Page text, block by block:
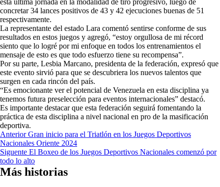
esta última jornada en la modalidad de tiro progresivo, luego de
concretar 34 lances positivos de 43 y 42 ejecuciones buenas de 51
respectivamente.
La representante del estado Lara comentó sentirse conforme de sus
resultados en estos juegos y agregó, “estoy orgullosa de mi récord
siento que lo logré por mi enfoque en todos los entrenamientos el
mensaje de esto es que todo esfuerzo tiene su recompensa”.
Por su parte, Lesbia Marcano, presidenta de la federación, expresó que
este evento sirvió para que se descubriera los nuevos talentos que
surgen en cada rincón del país.
“Es emocionante ver el potencial de Venezuela en esta disciplina ya
tenemos futura preselección para eventos internacionales” destacó.
Es importante destacar que esta federación seguirá fomentando la
práctica de esta disciplina a nivel nacional en pro de la masificación
deportiva.
Navegación
de
entradas
AnteriorGran inicio para el Triatlón en los Juegos Deportivos
Nacionales Oriente 2024
Siguente El Boxeo de los Juegos Deportivos Nacionales comenzó por
todo lo alto
Más historias